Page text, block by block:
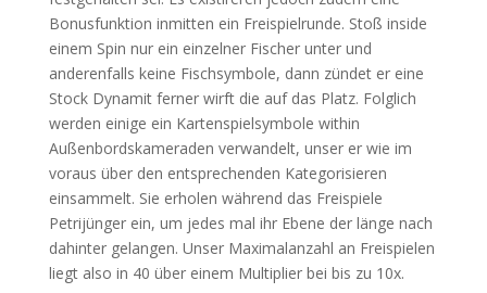
Bonusfunktion inmitten ein Freispielrunde. Stoß inside
einem Spin nur ein einzelner Fischer unter und
anderenfalls keine Fischsymbole, dann zündet er eine
Stock Dynamit ferner wirft die auf das Platz. Folglich
werden einige ein Kartenspielsymbole within
Außenbordskameraden verwandelt, unser er wie im
voraus über den entsprechenden Kategorisieren
einsammelt. Sie erholen während das Freispiele
Petrijünger ein, um jedes mal ihr Ebene der länge nach
dahinter gelangen. Unser Maximalanzahl an Freispielen
liegt also in 40 über einem Multiplier bei bis zu 10x.